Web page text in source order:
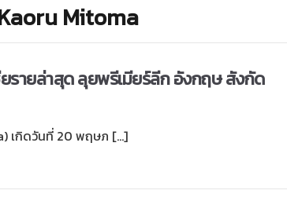
Mitoma
ยรายล่าสุด ลุยพรีเมียร์ลีก อังกฤษ สังกัด
เกิดวันที่ 20 พฤษภ […]